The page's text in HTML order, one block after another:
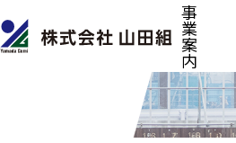
事
業
案
内